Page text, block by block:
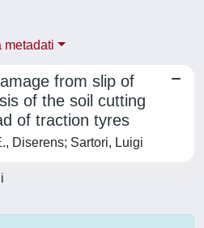
metadati
from slip of
of the soil cutting
of traction tyres
Diserens; Sartori, Luigi